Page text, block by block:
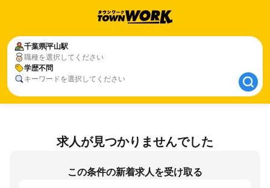
千葉県平山駅
職種を選択してください
学歴不問
キーワードを選択してください
千葉県平山駅
学歴不問
求人が見つかりませんでした
この条件の新着求人を受け取る